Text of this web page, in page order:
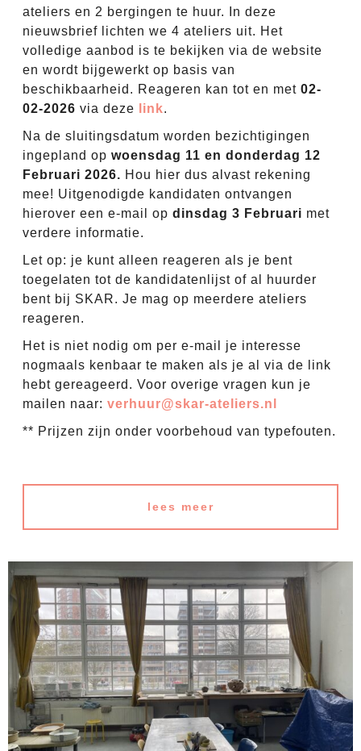
ateliers en 2 bergingen te huur. In deze
nieuwsbrief lichten we 4 ateliers uit. Het
volledige aanbod is te bekijken via de website
en wordt bijgewerkt op basis van
beschikbaarheid. Reageren kan tot en met 02-
02-2026 via deze link.
Na de sluitingsdatum worden bezichtigingen
ingepland op woensdag 11 en donderdag 12
Februari 2026. Hou hier dus alvast rekening
mee! Uitgenodigde kandidaten ontvangen
hierover een e-mail op dinsdag 3 Februari met
verdere informatie.
Let op: je kunt alleen reageren als je bent
toegelaten tot de kandidatenlijst of al huurder
bent bij SKAR. Je mag op meerdere ateliers
reageren.
Het is niet nodig om per e-mail je interesse
nogmaals kenbaar te maken als je al via de link
hebt gereageerd. Voor overige vragen kun je
mailen naar: verhuur@skar-ateliers.nl
** Prijzen zijn onder voorbehoud van typefouten.
lees meer